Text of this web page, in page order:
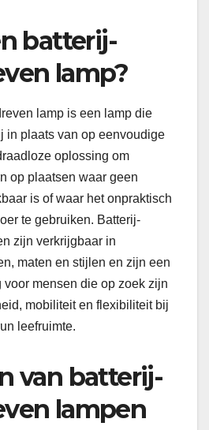
batterij-
lamp?
lamp is een lamp die
in plaats van op eenvoudige
oplossing om
op plaatsen waar geen
is of waar het onpraktisch
te gebruiken. Batterij-
zijn verkrijgbaar in
maten en stijlen en zijn een
mensen die op zoek zijn
mobiliteit en flexibiliteit bij
leefruimte.
van batterij-
lampen